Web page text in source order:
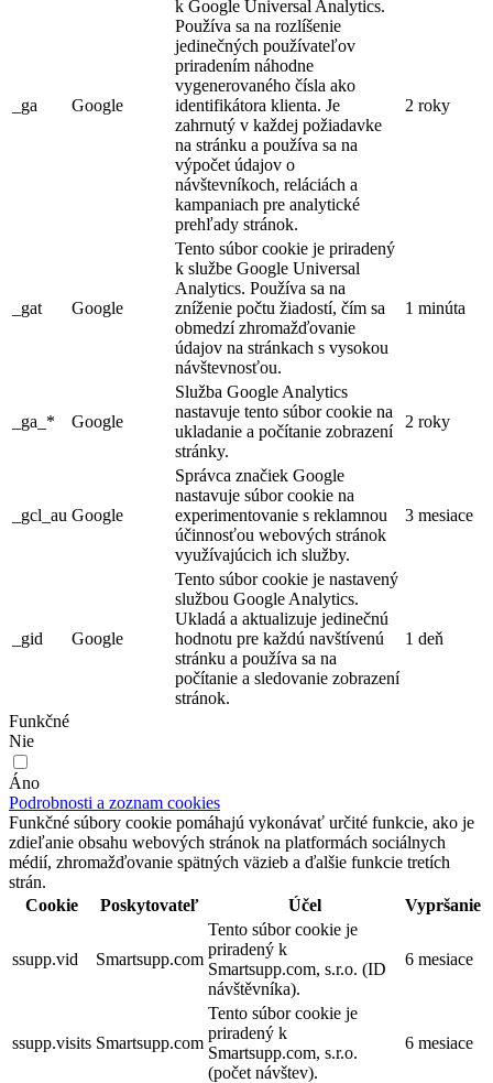
_ga Google
k Google Universal Analytics.
Používa sa na rozlíšenie
jedinečných používateľov
priradením náhodne
vygenerovaného čísla ako
identifikátora klienta. Je
zahrnutý v každej požiadavke
na stránku a používa sa na
výpočet údajov o
návštevníkoch, reláciách a
kampaniach pre analytické
prehľady stránok.
2 roky
_gat Google
Tento súbor cookie je priradený
k službe Google Universal
Analytics. Používa sa na
zníženie počtu žiadostí, čím sa
obmedzí zhromažďovanie
údajov na stránkach s vysokou
návštevnosťou.
1 minúta
_ga_* Google
Služba Google Analytics
nastavuje tento súbor cookie na
ukladanie a počítanie zobrazení
stránky.
2 roky
_gcl_au Google
Správca značiek Google
nastavuje súbor cookie na
experimentovanie s reklamnou
účinnosťou webových stránok
využívajúcich ich služby.
3 mesiace
_gid Google
Tento súbor cookie je nastavený
službou Google Analytics.
Ukladá a aktualizuje jedinečnú
hodnotu pre každú navštívenú
stránku a používa sa na
počítanie a sledovanie zobrazení
stránok.
1 deň
Funkčné
Nie
Áno
Podrobnosti a zoznam cookies
Funkčné súbory cookie pomáhajú vykonávať určité funkcie, ako je
zdieľanie obsahu webových stránok na platformách sociálnych
médií, zhromažďovanie spätných väzieb a ďalšie funkcie tretích
strán.
Cookie
Poskytovateľ Účel Vypršanie
ssupp.vid Smartsupp.com
Tento súbor cookie je
priradený k
Smartsupp.com, s.r.o. (ID
návštěvníka).
6 mesiace
ssupp.visits Smartsupp.com
Tento súbor cookie je
priradený k
Smartsupp.com, s.r.o.
(počet návštev).
6 mesiace